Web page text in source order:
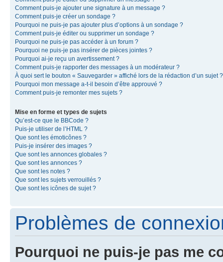
Comment puis-je ajouter une signature à un message ?
Comment puis-je créer un sondage ?
Pourquoi ne puis-je pas ajouter plus d’options à un sondage ?
Comment puis-je éditer ou supprimer un sondage ?
Pourquoi ne puis-je pas accéder à un forum ?
Pourquoi ne puis-je pas insérer de pièces jointes ?
Pourquoi ai-je reçu un avertissement ?
Comment puis-je rapporter des messages à un modérateur ?
À quoi sert le bouton « Sauvegarder » affiché lors de la rédaction d’un sujet ?
Pourquoi mon message a-t-il besoin d’être approuvé ?
Comment puis-je remonter mes sujets ?
Mise en forme et types de sujets
Qu’est-ce que le BBCode ?
Puis-je utiliser de l’HTML ?
Que sont les émoticônes ?
Puis-je insérer des images ?
Que sont les annonces globales ?
Que sont les annonces ?
Que sont les notes ?
Que sont les sujets verrouillés ?
Que sont les icônes de sujet ?
Problèmes de
Pourquoi ne puis-je pas me